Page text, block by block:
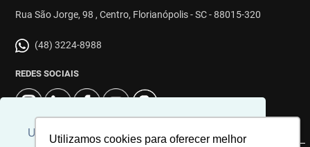
Usamos cookies para personalizar
Utilizamos cookies para oferecer melhor
Rua São Jorge, 98 , Centro, Florianópolis - SC - 88015-320
(48) 3224-8988
REDES SOCIAIS